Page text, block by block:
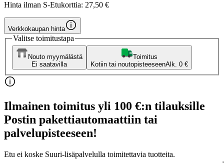
Hinta ilman S-Etukorttia: 27,50 €
Verkkokaupan hinta
Valitse toimitustapa
Nouto myymälästä
Ei saatavilla
Toimitus
Kotiin tai noutopisteeseenAlk. 0 €
Ilmainen toimitus yli 100 €:n tilauksille
Postin pakettiautomaattiin tai
palvelupisteeseen!
Etu ei koske Suuri‑lisäpalvelulla toimitettavia tuotteita.